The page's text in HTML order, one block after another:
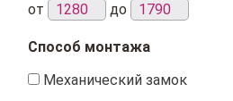
от
до
Способ монтажа
Механический замок